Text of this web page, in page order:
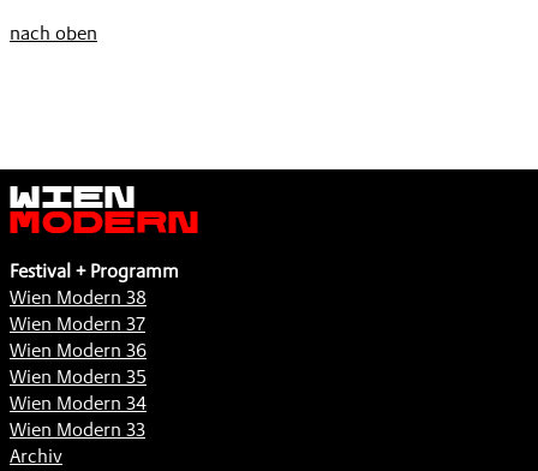
nach oben
Wien
Modern
Festival + Programm
Wien Modern 38
Wien Modern 37
Wien Modern 36
Wien Modern 35
Wien Modern 34
Wien Modern 33
Archiv